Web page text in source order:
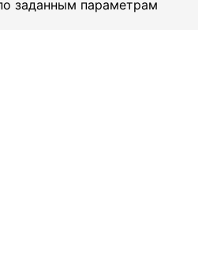
заданным параметрам